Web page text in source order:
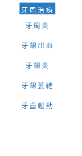
牙周治療
牙周炎
牙齦出血
牙齦炎
牙齦萎縮
牙齒鬆動